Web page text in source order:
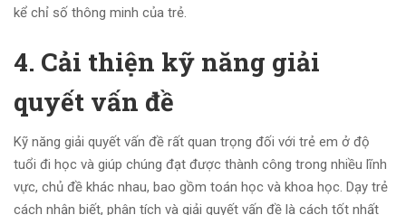
kể chỉ số thông minh của trẻ.
4. Cải thiện kỹ năng giải
quyết vấn đề
Kỹ năng giải quyết vấn đề rất quan trọng đối với trẻ em ở độ
tuổi đi học và giúp chúng đạt được thành công trong nhiều lĩnh
vực, chủ đề khác nhau, bao gồm toán học và khoa học. Dạy trẻ
cách nhận biết, phân tích và giải quyết vấn đề là cách tốt nhất